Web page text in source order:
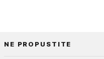
NE PROPUSTITE